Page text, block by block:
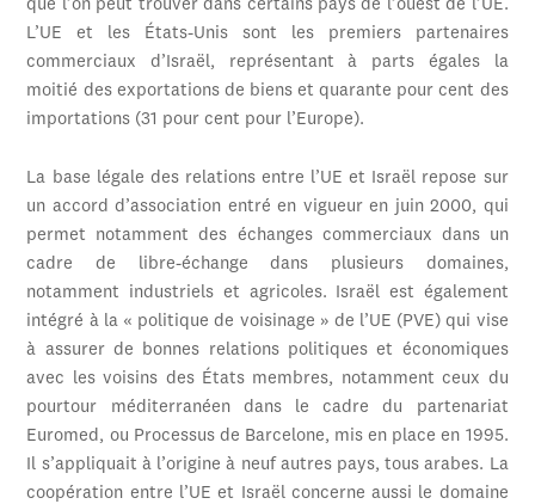
que l’on peut trouver dans certains pays de l’ouest de l’UE.
L’UE et les États-Unis sont les premiers partenaires
commerciaux d’Israël, représentant à parts égales la
moitié des exportations de biens et quarante pour cent des
importations (31 pour cent pour l’Europe).
La base légale des relations entre l’UE et Israël repose sur
un accord d’association entré en vigueur en juin 2000, qui
permet notamment des échanges commerciaux dans un
cadre de libre-échange dans plusieurs domaines,
notamment industriels et agricoles. Israël est également
intégré à la « politique de voisinage » de l’UE (PVE) qui vise
à assurer de bonnes relations politiques et économiques
avec les voisins des États membres, notamment ceux du
pourtour méditerranéen dans le cadre du partenariat
Euromed, ou Processus de Barcelone, mis en place en 1995.
Il s’appliquait à l’origine à neuf autres pays, tous arabes. La
coopération entre l’UE et Israël concerne aussi le domaine